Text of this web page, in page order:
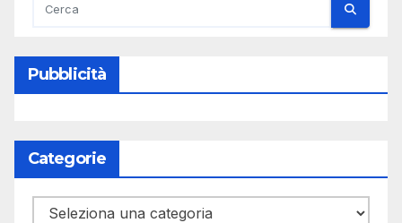
Pubblicità
Categorie
Categorie